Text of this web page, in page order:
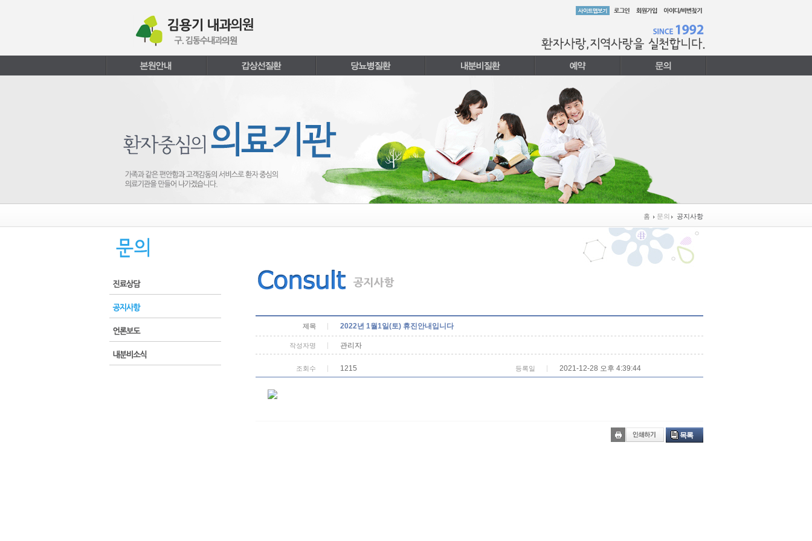
홈 문의 공지사항
제목 2022년 1월1일(토) 휴진안내입니다
작성자명 관리자
조회수 1215 등록일 2021-12-28 오후 4:39:44
목록